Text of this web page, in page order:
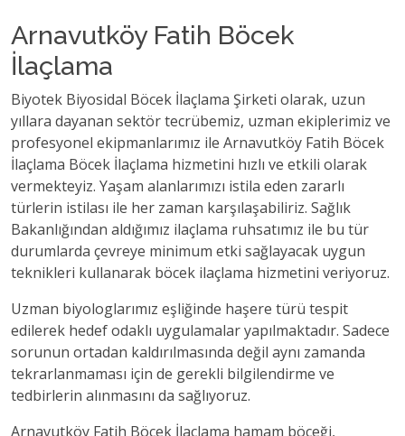
Arnavutköy Fatih Böcek
İlaçlama
Biyotek Biyosidal Böcek İlaçlama Şirketi olarak, uzun
yıllara dayanan sektör tecrübemiz, uzman ekiplerimiz ve
profesyonel ekipmanlarımız ile Arnavutköy Fatih Böcek
İlaçlama Böcek İlaçlama hizmetini hızlı ve etkili olarak
vermekteyiz. Yaşam alanlarımızı istila eden zararlı
türlerin istilası ile her zaman karşılaşabiliriz. Sağlık
Bakanlığından aldığımız ilaçlama ruhsatımız ile bu tür
durumlarda çevreye minimum etki sağlayacak uygun
teknikleri kullanarak böcek ilaçlama hizmetini veriyoruz.
Uzman biyologlarımız eşliğinde haşere türü tespit
edilerek hedef odaklı uygulamalar yapılmaktadır. Sadece
sorunun ortadan kaldırılmasında değil aynı zamanda
tekrarlanmaması için de gerekli bilgilendirme ve
tedbirlerin alınmasını da sağlıyoruz.
Arnavutköy Fatih Böcek İlaçlama hamam böceği,